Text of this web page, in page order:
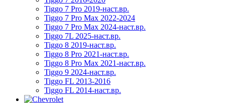
Tiggo 7 Pro 2019-наст.вр.
Tiggo 7 Pro Max 2022-2024
Tiggo 7 Pro Max 2024-наст.вр.
Tiggo 7L 2025-наст.вр.
Tiggo 8 2019-наст.вр.
Tiggo 8 Pro 2021-наст.вр.
Tiggo 8 Pro Max 2021-наст.вр.
Tiggo 9 2024-наст.вр.
Tiggo FL 2013-2016
Tiggo FL 2014-наст.вр.